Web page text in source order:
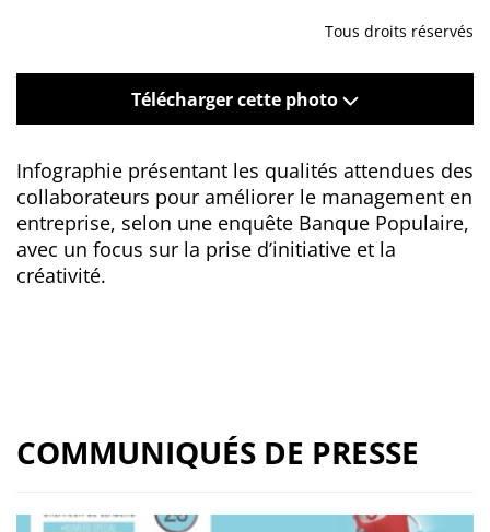
Tous droits réservés
Télécharger cette photo
Infographie présentant les qualités attendues des
collaborateurs pour améliorer le management en
entreprise, selon une enquête Banque Populaire,
avec un focus sur la prise d’initiative et la
créativité.
COMMUNIQUÉS DE PRESSE